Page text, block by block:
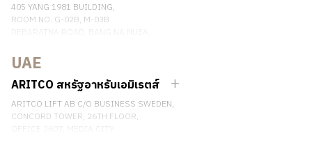
405 YANG 1981 BUILDING,
ROOM NO. G-02B, M-03B
เบอร์โทรศัพท์: +66 863174017
ติดต่อเรา
UAE
ARITCO สหรัฐอาหรับเอมิเรตส์
ARITCO LIFT AB C/O BUSINESS SWEDEN,
CONCORD TOWER, 26TH FLOOR,